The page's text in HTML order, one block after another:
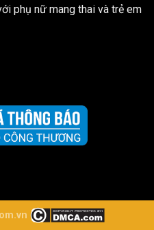
phụ nữ mang thai và trẻ em